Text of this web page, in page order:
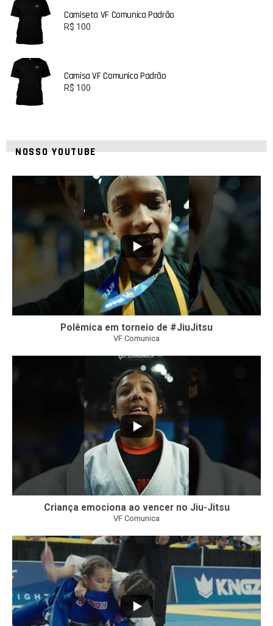
Camiseta VF Comunica Padrão
R$ 100
Camisa VF Comunica Padrão
R$ 100
NOSSO YOUTUBE
Polêmica em torneio de #JiuJitsu
VF Comunica
Criança emociona ao vencer no Jiu-Jitsu
VF Comunica
...